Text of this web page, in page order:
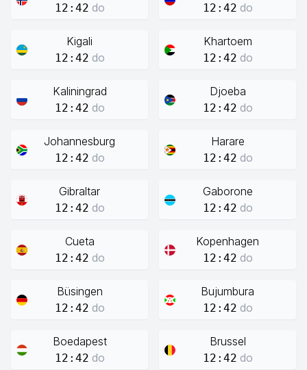
12:42 do 12:42 do
Kigali
12:42 do
Khartoem
12:42 do
Kaliningrad
12:42 do
Djoeba
12:42 do
Johannesburg
12:42 do
Harare
12:42 do
Gibraltar
12:42 do
Gaborone
12:42 do
Cueta
12:42 do
Kopenhagen
12:42 do
Büsingen
12:42 do
Bujumbura
12:42 do
Boedapest
12:42 do
Brussel
12:42 do